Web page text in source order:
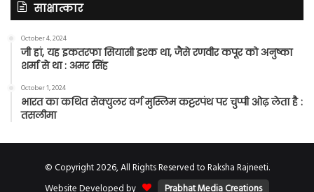
साक्षात्कार
October 4, 2024
जी हां, यह इकतरफा सियासी इश्क था, जैसे रणवीर कपूर को अनुष्का
शर्मा से था : अमर सिंह
October 1, 2024
भारत का कथित सेक्युलर वर्ग मुस्लिम कट्टरपंथ पर चुप्पी ओढ़ लेता है :
तसलीमा
© Copyright 2026, All Rights Reserved to Raksha Rajneeti.